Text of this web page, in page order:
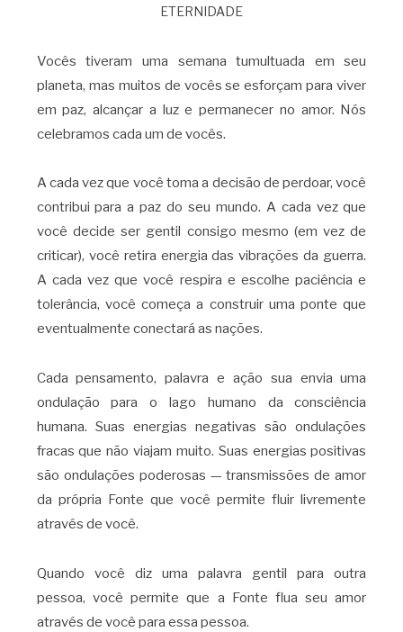
ETERNIDADE
Vocês tiveram uma semana tumultuada em seu
planeta, mas muitos de vocês se esforçam para viver
em paz, alcançar a luz e permanecer no amor. Nós
celebramos cada um de vocês.
A cada vez que você toma a decisão de perdoar, você
contribui para a paz do seu mundo. A cada vez que
você decide ser gentil consigo mesmo (em vez de
criticar), você retira energia das vibrações da guerra.
A cada vez que você respira e escolhe paciência e
tolerância, você começa a construir uma ponte que
eventualmente conectará as nações.
Cada pensamento, palavra e ação sua envia uma
ondulação para o lago humano da consciência
humana. Suas energias negativas são ondulações
fracas que não viajam muito. Suas energias positivas
são ondulações poderosas — transmissões de amor
da própria Fonte que você permite fluir livremente
através de você.
Quando você diz uma palavra gentil para outra
pessoa, você permite que a Fonte flua seu amor
através de você para essa pessoa.